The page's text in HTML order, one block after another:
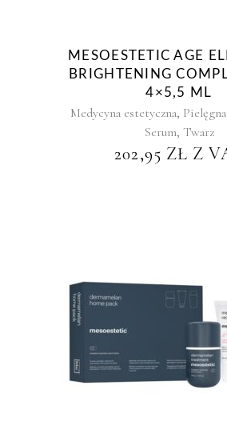
MESOESTETIC AGE
BRIGHTENING
4×5,5 ML
Medycyna estetyczna,
Serum, Twarz
202,95 ZŁ Z